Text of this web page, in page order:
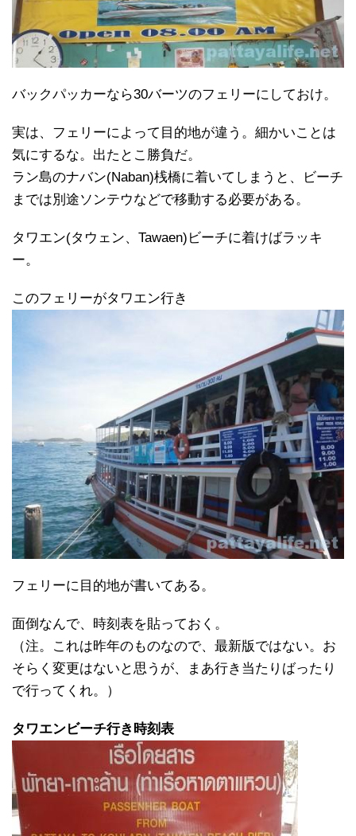
バックパッカーなら30バーツのフェリーにしておけ。
実は、フェリーによって目的地が違う。細かいことは
気にするな。出たとこ勝負だ。
ラン島のナバン(Naban)桟橋に着いてしまうと、ビーチ
までは別途ソンテウなどで移動する必要がある。
タワエン(タウェン、Tawaen)ビーチに着けばラッキ
ー。
このフェリーがタワエン行き
フェリーに目的地が書いてある。
面倒なんで、時刻表を貼っておく。
（注。これは昨年のものなので、最新版ではない。お
そらく変更はないと思うが、まあ行き当たりばったり
で行ってくれ。）
タワエンビーチ行き時刻表